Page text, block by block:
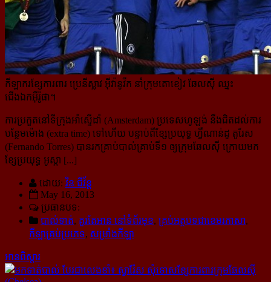
កីឡាករខ្សែការពារ ប្រេនីស្លាវ អ៊ីវ៉ានូវីក នាំក្រុមតោខៀវ ឆែលស៊ី ឈ្នះ
ជើងឯកអ៊ឺរ៉ូផា។
ការប្រកួតនៅទីក្រុងអាំស្ទើដាំ (Amsterdam) ប្រទេសហូឡង់ នឹងជិតដល់ការ
បន្ថែមម៉ោង (extra time) ទៅហើយ បន្ទាប់​ពីខ្សែប្រយុទ្ធ ហ្វឺណាន់ដូ តូរែស
(Fernando Torres) បានរកគ្រាប់បាល់គ្រាប់ទី១ ឲ្យក្រុមឆែលស៊ី ក្រោយមក
ខ្សែប្រយុទ្ធ អូស្កា [...]
ដោយ: វិន ជីវ័ន្ត
May 16, 2013
ប្រធានបទ:
បាល់ទាត់, គួរតែអាន នៅទំព័រមុខ, គ្រប់អត្ថបទជាខេមរភាសា,
កីឡាគ្រប់ប្រភេទ, សម្រាំងកីឡា
អានពិស្ដារ